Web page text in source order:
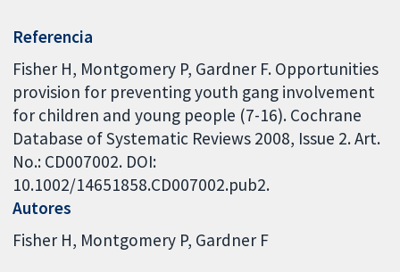
Referencia
Fisher H, Montgomery P, Gardner F. Opportunities
provision for preventing youth gang involvement
for children and young people (7-16). Cochrane
Database of Systematic Reviews 2008, Issue 2. Art.
No.: CD007002. DOI:
10.1002/14651858.CD007002.pub2.
Autores
Fisher H Montgomery P Gardner F